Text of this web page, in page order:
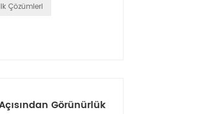
Çözümleri
Görünürlük